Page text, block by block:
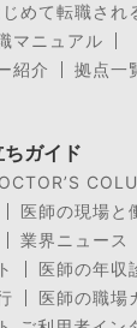
じめて転職され
マニュアル
紹介
拠点一
ガイド
医師の現場と
業界ニュース
医師の年収
医師の職場